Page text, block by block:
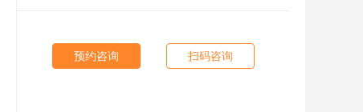
预约咨询 扫码咨询